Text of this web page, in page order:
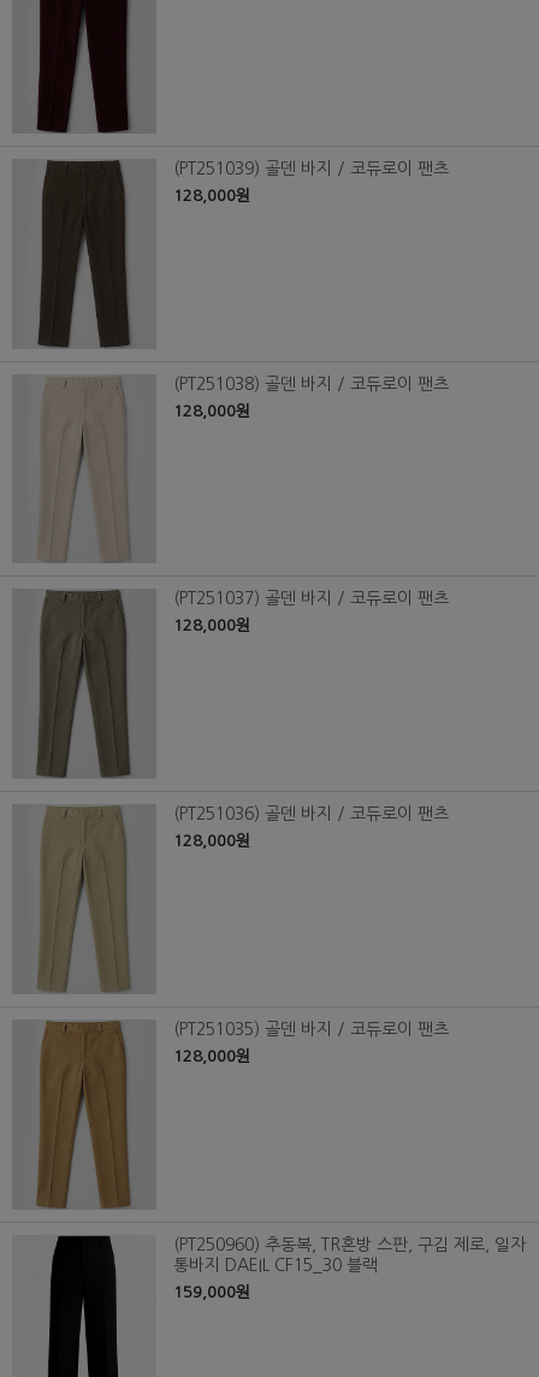
(PT251039) 골덴 바지 / 코듀로이 팬츠
128,000원
(PT251038) 골덴 바지 / 코듀로이 팬츠
128,000원
(PT251037) 골덴 바지 / 코듀로이 팬츠
128,000원
(PT251036) 골덴 바지 / 코듀로이 팬츠
128,000원
(PT251035) 골덴 바지 / 코듀로이 팬츠
128,000원
(PT250960) 추동복, TR혼방 스판, 구김 제로, 일자
통바지 DAEIL CF15_30 블랙
159,000원